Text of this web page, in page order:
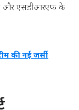
और एसडीआरएफ के
की नई जर्सी